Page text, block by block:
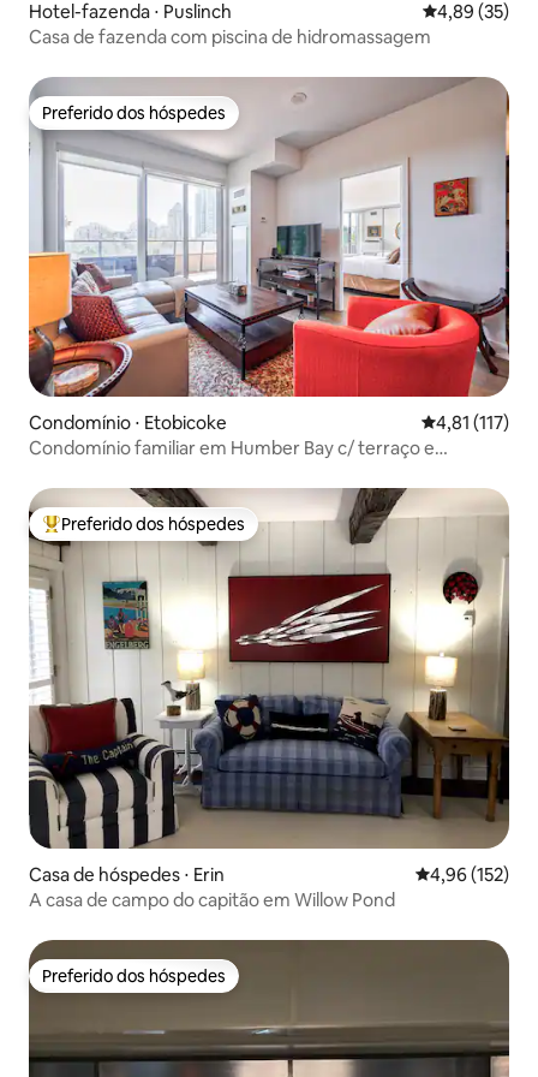
Hotel-fazenda ⋅ Puslinch 4,89 de uma
4,89 (35)
Casa de fazenda com piscina de hidromassagem
Preferido dos hóspedes
Preferido dos hóspedes
Condomínio ⋅ Etobicoke 4,81 de uma
4,81 (117)
Condomínio familiar em Humber Bay c/ terraço e
Entre os melhores preferidos dos hóspedes
Preferido dos hóspedes
Casa de hóspedes ⋅ Erin 4,96 de uma
4,96 (152)
A casa de campo do capitão em Willow Pond
Preferido dos hóspedes
Preferido dos hóspedes